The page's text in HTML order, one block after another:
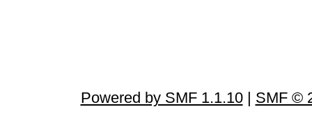
Powered by SMF 1.1.10| SMF ©